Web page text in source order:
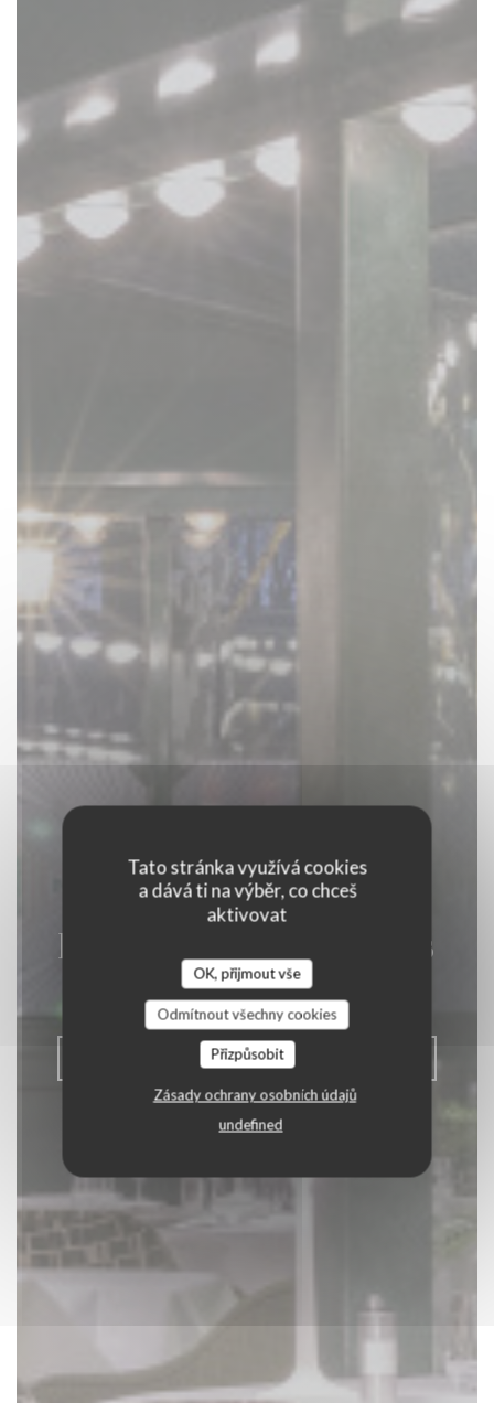
Tato stránka využívá cookies
a dává ti na výběr, co chceš
aktivovat
OK, přijmout vše
Odmítnout všechny cookies
Přizpůsobit
Zásady ochrany osobních údajů
undefined
La Closerie des Lilas
|PARIS
REZERVOVAT STŮL